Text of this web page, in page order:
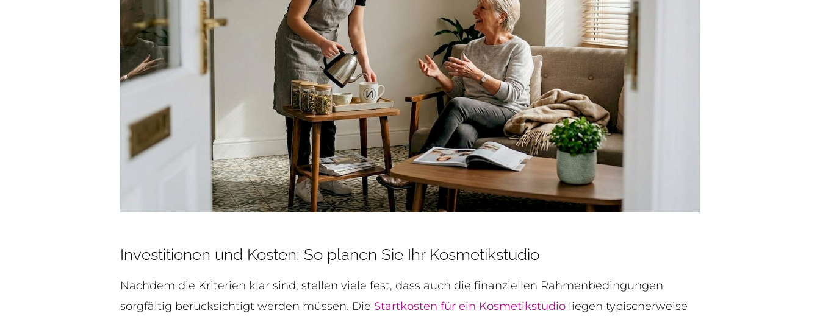
Investitionen und Kosten: So planen Sie Ihr Kosmetikstudio
Nachdem die Kriterien klar sind, stellen viele fest, dass auch die finanziellen Rahmenbedingungen
sorgfältig berücksichtigt werden müssen. Die Startkosten für ein Kosmetikstudio liegen typischerweise